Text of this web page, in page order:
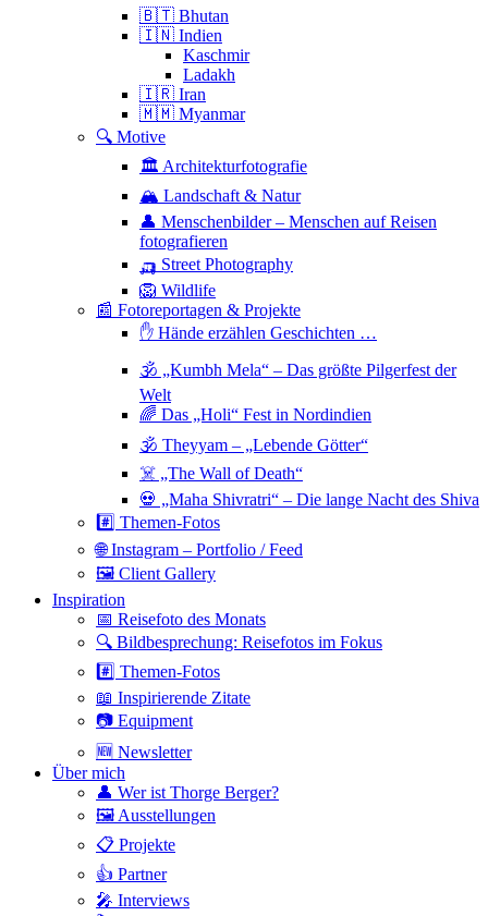
🇧🇹 Bhutan
🇮🇳 Indien
Kaschmir
Ladakh
🇮🇷 Iran
🇲🇲 Myanmar
🔍 Motive
🏛 Architekturfotografie
🏔 Landschaft & Natur
👤 Menschenbilder – Menschen auf Reisen
fotografieren
🛺 Street Photography
🦁 Wildlife
📰 Fotoreportagen & Projekte
✋ Hände erzählen Geschichten …
🕉 „Kumbh Mela“ – Das größte Pilgerfest der
Welt
🌈 Das „Holi“ Fest in Nordindien
🕉 Theyyam – „Lebende Götter“
☠️ „The Wall of Death“
💀 „Maha Shivratri“ – Die lange Nacht des Shiva
#️⃣ Themen-Fotos
🌐 Instagram – Portfolio / Feed
🖼 Client Gallery
Inspiration
📅 Reisefoto des Monats
🔍 Bildbesprechung: Reisefotos im Fokus
#️⃣ Themen-Fotos
📖 Inspirierende Zitate
📷 Equipment
🆕 Newsletter
Über mich
👤 Wer ist Thorge Berger?
🖼 Ausstellungen
📋 Projekte
👍 Partner
🎤 Interviews